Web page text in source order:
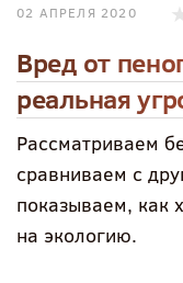
02 АПРЕЛЯ 2020
Вред от
реальная
Рассматриваем
сравниваем с
показываем, как
на экологию.